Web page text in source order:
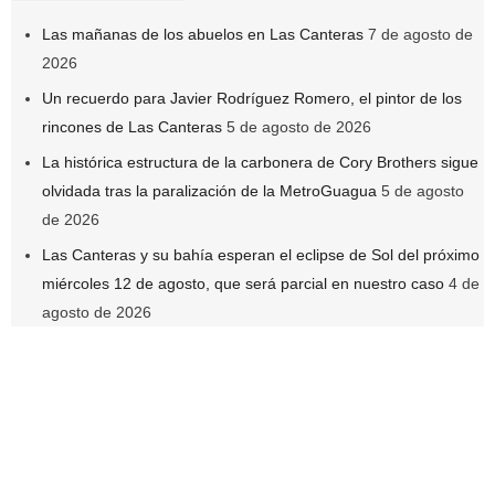
Las mañanas de los abuelos en Las Canteras 7 de agosto de
2026
Un recuerdo para Javier Rodríguez Romero, el pintor de los
rincones de Las Canteras 5 de agosto de 2026
La histórica estructura de la carbonera de Cory Brothers sigue
olvidada tras la paralización de la MetroGuagua 5 de agosto
de 2026
Las Canteras y su bahía esperan el eclipse de Sol del próximo
miércoles 12 de agosto, que será parcial en nuestro caso 4 de
agosto de 2026